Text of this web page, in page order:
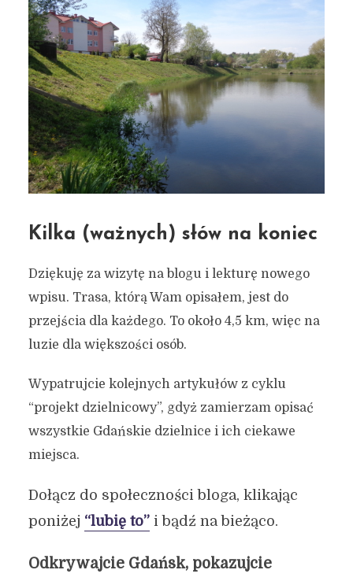
Kilka (ważnych) słów na koniec
Dziękuję za wizytę na blogu i lekturę nowego
wpisu. Trasa, którą Wam opisałem, jest do
przejścia dla każdego. To około 4,5 km, więc na
luzie dla większości osób.
Wypatrujcie kolejnych artykułów z cyklu
“projekt dzielnicowy”, gdyż zamierzam opisać
wszystkie Gdańskie dzielnice i ich ciekawe
miejsca.
Dołącz do społeczności bloga, klikając
poniżej “lubię to”i bądź na bieżąco.
Odkrywajcie Gdańsk, pokazujcie